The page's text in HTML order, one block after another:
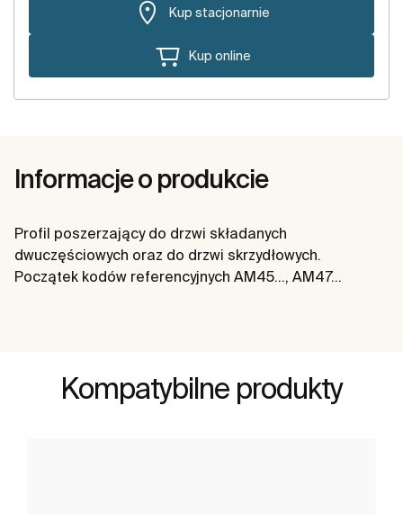
Kup stacjonarnie
Kup online
Informacje o produkcie
Profil poszerzający do drzwi składanych
dwuczęściowych oraz do drzwi skrzydłowych.
Początek kodów referencyjnych AM45…, AM47…
Kompatybilne produkty